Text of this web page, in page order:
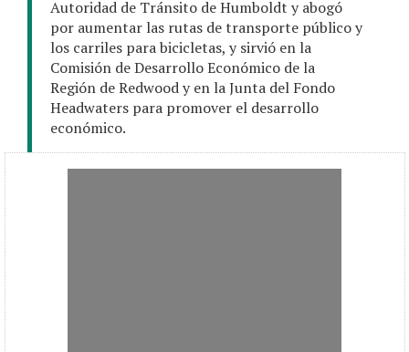
Autoridad de Tránsito de Humboldt y abogó
por aumentar las rutas de transporte público y
los carriles para bicicletas, y sirvió en la
Comisión de Desarrollo Económico de la
Región de Redwood y en la Junta del Fondo
Headwaters para promover el desarrollo
económico.